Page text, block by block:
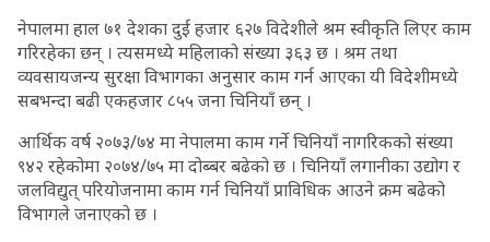
नेपालमा हाल ७१ देशका दुई हजार ६२७ विदेशीले श्रम स्वीकृति लिएर काम
गरिरहेका छन् । त्यसमध्ये महिलाको संख्या ३६३ छ । श्रम तथा
व्यवसायजन्य सुरक्षा विभागका अनुसार काम गर्न आएका यी विदेशीमध्ये
सबभन्दा बढी एकहजार ८५५ जना चिनियाँ छन् ।
आर्थिक वर्ष २०७३/७४ मा नेपालमा काम गर्ने चिनियाँ नागरिकको संख्या
९४२ रहेकोमा २०७४/७५ मा दोब्बर बढेको छ । चिनियाँ लगानीका उद्योग र
जलविद्युत् परियोजनामा काम गर्न चिनियाँ प्राविधिक आउने क्रम बढेको
विभागले जनाएको छ ।